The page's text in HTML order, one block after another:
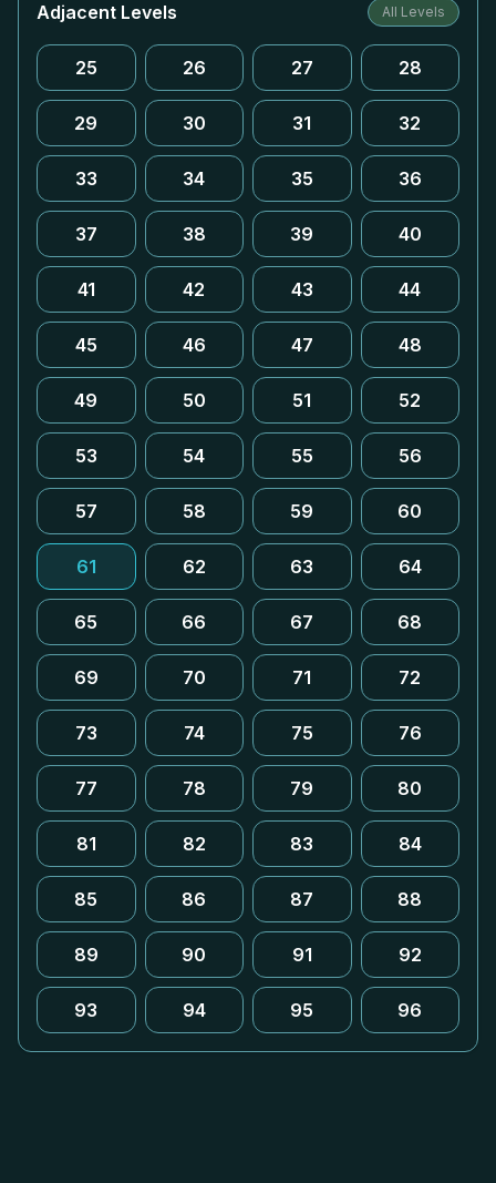
Adjacent Levels All Levels
25 26 27 28
29 30 31 32
33 34 35 36
37 38 39 40
41 42 43 44
45 46 47 48
49 50 51 52
53 54 55 56
57 58 59 60
61 62 63 64
65 66 67 68
69 70 71 72
73 74 75 76
77 78 79 80
81 82 83 84
85 86 87 88
89 90 91 92
93 94 95 96